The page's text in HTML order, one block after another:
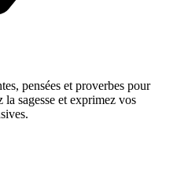
pensées et proverbes pour
sagesse et exprimez vos